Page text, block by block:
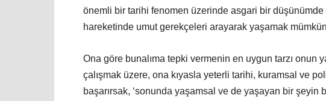
önemli bir tarihi fenomen üzerinde asgari bir düşünümde
hareketinde umut gerekçeleri arayarak yaşamak
Ona göre bunalıma tepki vermenin en uygun tarzı onun
çalışmak üzere, ona kıyasla yeterli tarihi, kuramsal ve
başarırsak, ‘sonunda yaşamsal ve de yaşayan bir şeyin